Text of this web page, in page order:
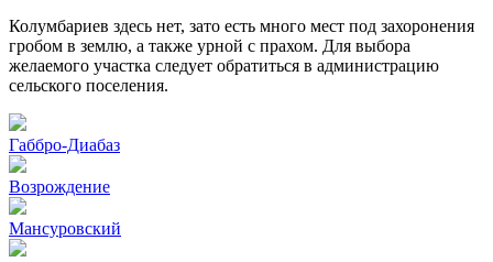
Колумбариев здесь нет, зато есть много мест под захоронения
гробом в землю, а также урной с прахом. Для выбора
желаемого участка следует обратиться в администрацию
сельского поселения.
Габбро-Диабаз
Возрождение
Мансуровский